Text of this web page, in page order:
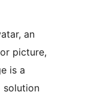
an
picture,
is a
solution